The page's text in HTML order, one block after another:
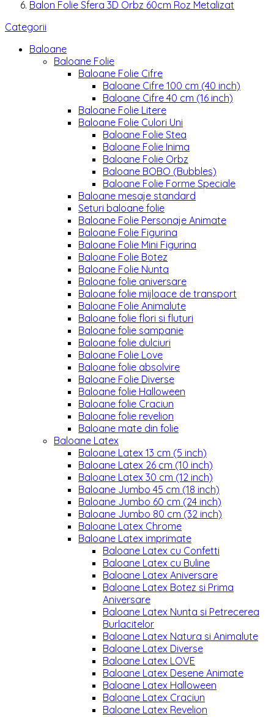
Balon Folie Sfera 3D Orbz 60cm Roz Metalizat
Categorii
Baloane
Baloane Folie
Baloane Folie Cifre
Baloane Cifre 100 cm (40 inch)
Baloane Cifre 40 cm (16 inch)
Baloane Folie Litere
Baloane Folie Culori Uni
Baloane Folie Stea
Baloane Folie Inima
Baloane Folie Orbz
Baloane BOBO (Bubbles)
Baloane Folie Forme Speciale
Baloane mesaje standard
Seturi baloane folie
Baloane Folie Personaje Animate
Baloane Folie Figurina
Baloane Folie Mini Figurina
Baloane Folie Botez
Baloane Folie Nunta
Baloane folie aniversare
Baloane folie mijloace de transport
Baloane Folie Animalute
Baloane folie flori si fluturi
Baloane folie sampanie
Baloane folie dulciuri
Baloane Folie Love
Baloane folie absolvire
Baloane Folie Diverse
Baloane folie Halloween
Baloane folie Craciun
Baloane folie revelion
Baloane mate din folie
Baloane Latex
Baloane Latex 13 cm (5 inch)
Baloane Latex 26 cm (10 inch)
Baloane Latex 30 cm (12 inch)
Baloane Jumbo 45 cm (18 inch)
Baloane Jumbo 60 cm (24 inch)
Baloane Jumbo 80 cm (32 inch)
Baloane Latex Chrome
Baloane Latex imprimate
Baloane Latex cu Confetti
Baloane Latex cu Buline
Baloane Latex Aniversare
Baloane Latex Botez si Prima
Aniversare
Baloane Latex Nunta si Petrecerea
Burlacitelor
Baloane Latex Natura si Animalute
Baloane Latex Diverse
Baloane Latex LOVE
Baloane Latex Desene Animate
Baloane Latex Halloween
Baloane Latex Craciun
Baloane Latex Revelion